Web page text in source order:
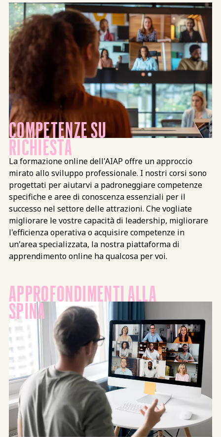
Missione Visione
COMPETENZE SU
RICHIESTA
La formazione online dell'AIAP offre un approccio
mirato allo sviluppo professionale. I nostri corsi sono
progettati per aiutarvi a padroneggiare competenze
specifiche e aree di conoscenza essenziali per il
successo nel settore delle attrazioni. Che vogliate
migliorare le vostre capacità di leadership, migliorare
l'efficienza operativa o acquisire competenze in
un'area specializzata, la nostra piattaforma di
apprendimento online ha qualcosa per voi.
APPROFONDIMENTI ALLA
SPINA